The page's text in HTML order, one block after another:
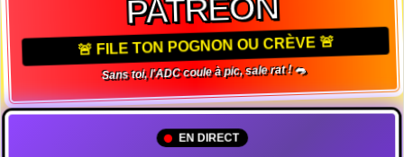
PATREON
🚨 FILE TON POGNON OU CRÈVE 🚨
Sans toi, l'ADC coule à pic, sale rat ! 🐀
EN DIRECT